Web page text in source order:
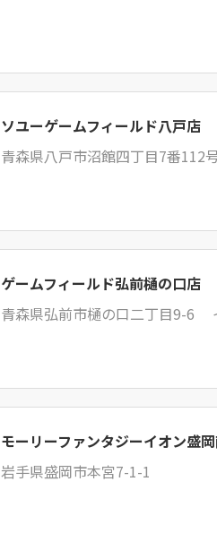
ソユーゲームフィールド八戸店
青森県八戸市沼館四丁目7番
ゲームフィールド弘前樋の口店
青森県弘前市樋の口二丁目9-6
モーリーファンタジーイオン盛
岩手県盛岡市本宮7-1-1